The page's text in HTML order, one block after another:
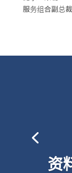
服务组合副总裁
资